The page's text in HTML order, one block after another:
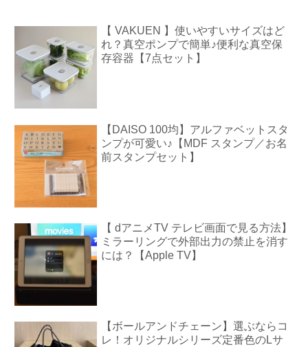
【 VAKUEN 】使いやすいサイズはど
れ？真空ポンプで簡単♪便利な真空保
存容器【7点セット】
【DAISO 100均】アルファベットスタ
ンプが可愛い♪【MDF スタンプ／お名
前スタンプセット】
【 dアニメTV テレビ画面で見る方法】
ミラーリングで外部出力の禁止を消す
には？【Apple TV】
【ボールアンドチェーン】選ぶならコ
レ！オリジナルシリーズ定番色のLサ